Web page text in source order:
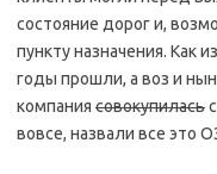
состояние дорог и,
пункту назначения. Как
годы прошли, а воз и
компания совокупилась
вовсе, назвали все это